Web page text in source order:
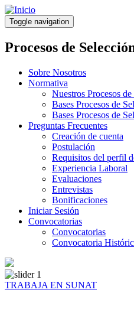
Pasar
al
contenido
principal
Toggle navigation
Procesos de
Sobre Nosotros
Normativa
Nuestros Procesos de
Bases Procesos de
Bases Procesos de
Preguntas Frecuentes
Creación de cuenta
Postulación
Requisitos del perfil
Experiencia Laboral
Evaluaciones
Entrevistas
Bonificaciones
Iniciar Sesión
Convocatorias
Convocatorias
Convocatoria
TRABAJA EN SUNAT